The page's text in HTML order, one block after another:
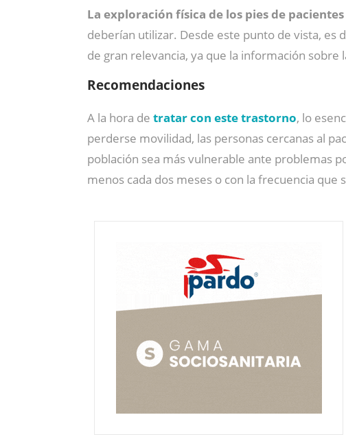
La exploración física de los pies de
deberían utilizar. Desde este punto de vista, es
de gran relevancia, ya que la información
Recomendaciones
A la hora de tratar con este trastorno, lo
perderse movilidad, las personas cercanas al
población sea más vulnerable ante problemas
menos cada dos meses o con la frecuencia